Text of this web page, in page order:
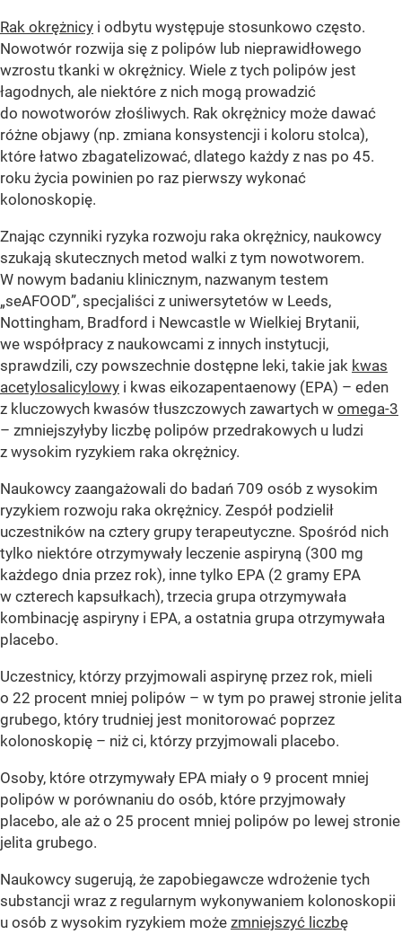
Rak okrężnicy i odbytu występuje stosunkowo często.
Nowotwór rozwija się z polipów lub nieprawidłowego
wzrostu tkanki w okrężnicy. Wiele z tych polipów jest
łagodnych, ale niektóre z nich mogą prowadzić
do nowotworów złośliwych. Rak okrężnicy może dawać
różne objawy (np. zmiana konsystencji i koloru stolca),
które łatwo zbagatelizować, dlatego każdy z nas po 45.
roku życia powinien po raz pierwszy wykonać
kolonoskopię.
Znając czynniki ryzyka rozwoju raka okrężnicy, naukowcy
szukają skutecznych metod walki z tym nowotworem.
W nowym badaniu klinicznym, nazwanym testem
„seAFOOD”, specjaliści z uniwersytetów w Leeds,
Nottingham, Bradford i Newcastle w Wielkiej Brytanii,
we współpracy z naukowcami z innych instytucji,
sprawdzili, czy powszechnie dostępne leki, takie jak kwas
acetylosalicylowy i kwas eikozapentaenowy (EPA) – eden
z kluczowych kwasów tłuszczowych zawartych w omega-3
– zmniejszyłyby liczbę polipów przedrakowych u ludzi
z wysokim ryzykiem raka okrężnicy.
Naukowcy zaangażowali do badań 709 osób z wysokim
ryzykiem rozwoju raka okrężnicy. Zespół podzielił
uczestników na cztery grupy terapeutyczne. Spośród nich
tylko niektóre otrzymywały leczenie aspiryną (300 mg
każdego dnia przez rok), inne tylko EPA (2 gramy EPA
w czterech kapsułkach), trzecia grupa otrzymywała
kombinację aspiryny i EPA, a ostatnia grupa otrzymywała
placebo.
Uczestnicy, którzy przyjmowali aspirynę przez rok, mieli
o 22 procent mniej polipów – w tym po prawej stronie jelita
grubego, który trudniej jest monitorować poprzez
kolonoskopię – niż ci, którzy przyjmowali placebo.
Osoby, które otrzymywały EPA miały o 9 procent mniej
polipów w porównaniu do osób, które przyjmowały
placebo, ale aż o 25 procent mniej polipów po lewej stronie
jelita grubego.
Naukowcy sugerują, że zapobiegawcze wdrożenie tych
substancji wraz z regularnym wykonywaniem kolonoskopii
u osób z wysokim ryzykiem może zmniejszyć liczbę